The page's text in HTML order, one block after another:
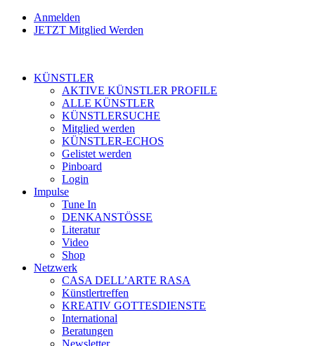
Anmelden
JETZT Mitglied Werden
KÜNSTLER
AKTIVE KÜNSTLER PROFILE
ALLE KÜNSTLER
KÜNSTLERSUCHE
Mitglied werden
KÜNSTLER-ECHOS
Gelistet werden
Pinboard
Login
Impulse
Tune In
DENKANSTÖSSE
Literatur
Video
Shop
Netzwerk
CASA DELL’ARTE RASA
Künstlertreffen
KREATIV GOTTESDIENSTE
International
Beratungen
Newsletter